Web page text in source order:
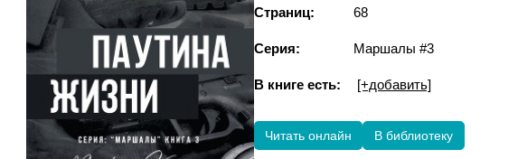
Страниц: 68
Серия: Маршалы #3
В книге есть: [+добавить]
Читать онлайн В библиотеку